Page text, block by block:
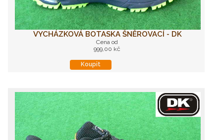
VYCHÁZKOVÁ BOTASKA ŠNĚROVACÍ - DK
Cena od
999,00 kč
Koupit